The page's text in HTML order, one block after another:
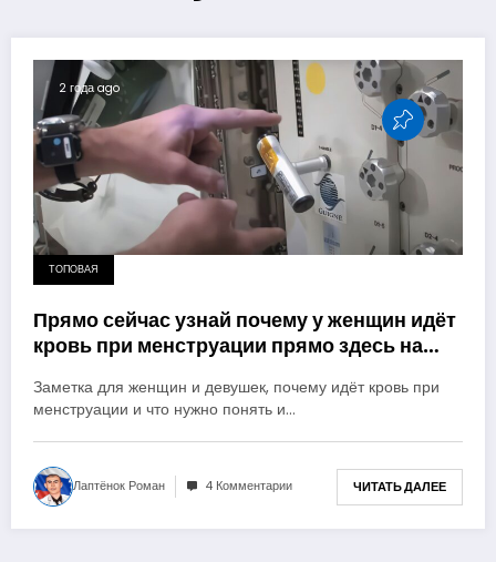
2 года ago
ТОПОВАЯ
Прямо сейчас узнай почему у женщин идёт
кровь при менструации прямо здесь на
Заметка для женщин и девушек, почему идёт кровь при
менструации и что нужно понять и…
Лаптёнок Роман 4 Комментарии ЧИТАТЬ ДАЛЕЕ